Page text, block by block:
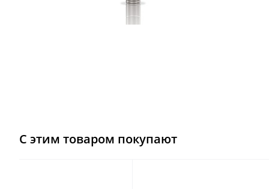
С этим товаром покупают